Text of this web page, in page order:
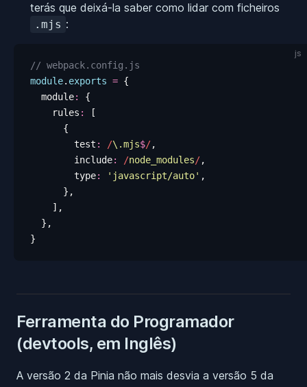
terás que deixá-la saber como lidar com ficheiros
.mjs :
js
// webpack.config.js
module. exports = {
  module
:
{
    rules
:
[
      {
        test
: /\.mjs$/,
        include
: /node_modules/,
        type
: ' javascript/auto' ,
      },
    ],
  },
}
Ferramenta do Programador
(devtools, em Inglês)
A versão 2 da Pinia não mais desvia a versão 5 da